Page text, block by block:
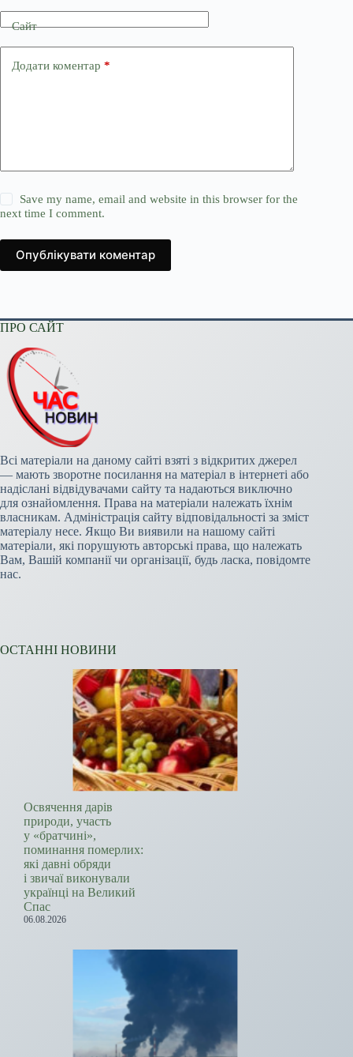
Сайт
Додати коментар *
Save my name, email and website in this browser for the
next time I comment.
Опублікувати коментар
ПРО САЙТ
Всі матеріали на даному сайті взяті з відкритих джерел
— мають зворотне посилання на матеріал в інтернеті або
надіслані відвідувачами сайту та надаються виключно
для ознайомлення. Права на матеріали належать їхнім
власникам. Адміністрація сайту відповідальності за зміст
матеріалу несе. Якщо Ви виявили на нашому сайті
матеріали, які порушують авторські права, що належать
Вам, Вашій компанії чи організації, будь ласка, повідомте
нас.
ОСТАННІ НОВИНИ
Освячення дарів
природи, участь
у «братчині»,
поминання померлих:
які давні обряди
і звичаї виконували
українці на Великий
Спас
06.08.2026